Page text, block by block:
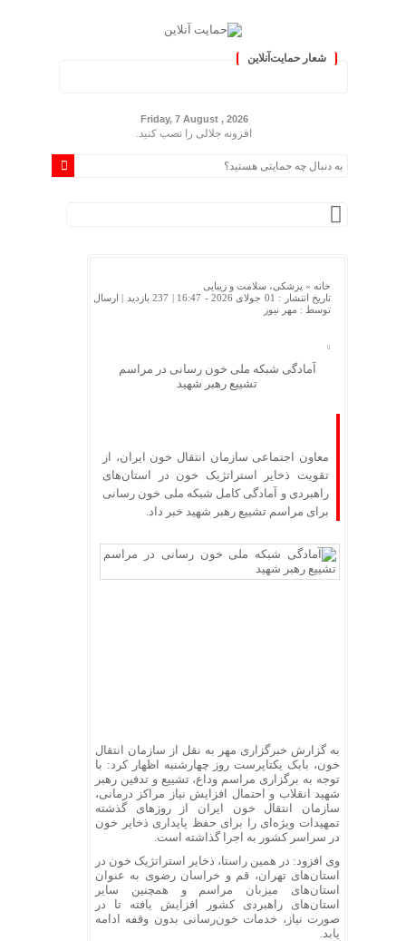
شعار حمایت‌آنلاین
Friday, 7 August , 2026
افزونه جلالی را نصب کنید.
خانه » پزشکی، سلامت و زیبایی
تاریخ انتشار : 01 جولای 2026 - 16:47 |
237 بازدید
| ارسال
توسط : مهر نیوز
آمادگی شبکه ملی خون رسانی در مراسم
تشییع رهبر شهید
معاون اجتماعی سازمان انتقال خون ایران، از
تقویت ذخایر استراتژیک خون در استان‌های
راهبردی و آمادگی کامل شبکه ملی خون رسانی
برای مراسم تشییع رهبر شهید خبر داد.
به گزارش خبرگزاری مهر به نقل از سازمان انتقال
خون، بابک یکتاپرست روز چهارشنبه اظهار کرد: با
توجه به برگزاری مراسم وداع، تشییع و تدفین رهبر
شهید انقلاب و احتمال افزایش نیاز مراکز درمانی،
سازمان انتقال خون ایران از روزهای گذشته
تمهیدات ویژه‌ای را برای حفظ پایداری ذخایر خون
در سراسر کشور به اجرا گذاشته است.
وی افزود: در همین راستا، ذخایر استراتژیک خون در
استان‌های تهران، قم و خراسان رضوی به عنوان
استان‌های میزبان مراسم و همچنین سایر
استان‌های راهبردی کشور افزایش یافته تا در
صورت نیاز، خدمات خون‌رسانی بدون وقفه ادامه
یابد.